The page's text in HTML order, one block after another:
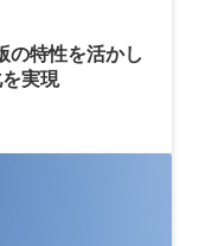
の特性を活かし
実現